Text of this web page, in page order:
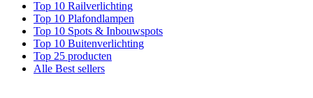
Top 10 Railverlichting
Top 10 Plafondlampen
Top 10 Spots & Inbouwspots
Top 10 Buitenverlichting
Top 25 producten
Alle Best sellers